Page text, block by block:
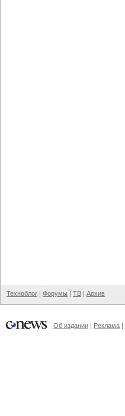
Техноблог | Форумы | ТВ | Архив
Об издании | Реклама |